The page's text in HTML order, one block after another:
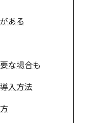
ある
な場合も
入方法